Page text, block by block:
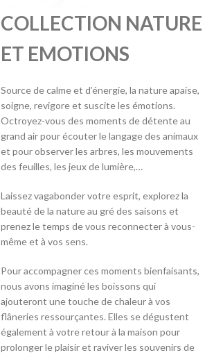
COLLECTION NATURE
ET EMOTIONS
Source de calme et d’énergie, la nature apaise,
soigne, revigore et suscite les émotions.
Octroyez-vous des moments de détente au
grand air pour écouter le langage des animaux
et pour observer les arbres, les mouvements
des feuilles, les jeux de lumière,…
Laissez vagabonder votre esprit, explorez la
beauté de la nature au gré des saisons et
prenez le temps de vous reconnecter à vous-
même et à vos sens.
Pour accompagner ces moments bienfaisants,
nous avons imaginé les boissons qui
ajouteront une touche de chaleur à vos
flâneries ressourçantes. Elles se dégustent
également à votre retour à la maison pour
prolonger le plaisir et raviver les souvenirs de